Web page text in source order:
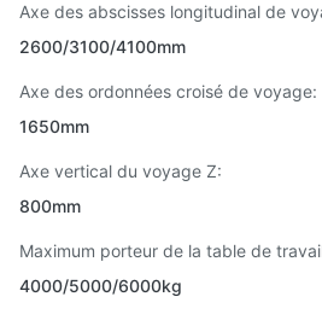
Axe des abscisses longitudinal de
2600/3100/4100mm
Axe des ordonnées croisé de voyage:
1650mm
Axe vertical du voyage Z:
800mm
Maximum porteur de la table de
4000/5000/6000kg